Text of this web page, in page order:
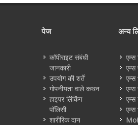
पेज
कॉपीराइट संबंधी
जानकारी
उपयोग की शर्तें
गोपनीयता वाले कथन
हाइपर लिंकिंग
पॉलिसी
शारीरिक दान
अन्य
एम्स
एम्स
एम्स
एम्स
एम्स